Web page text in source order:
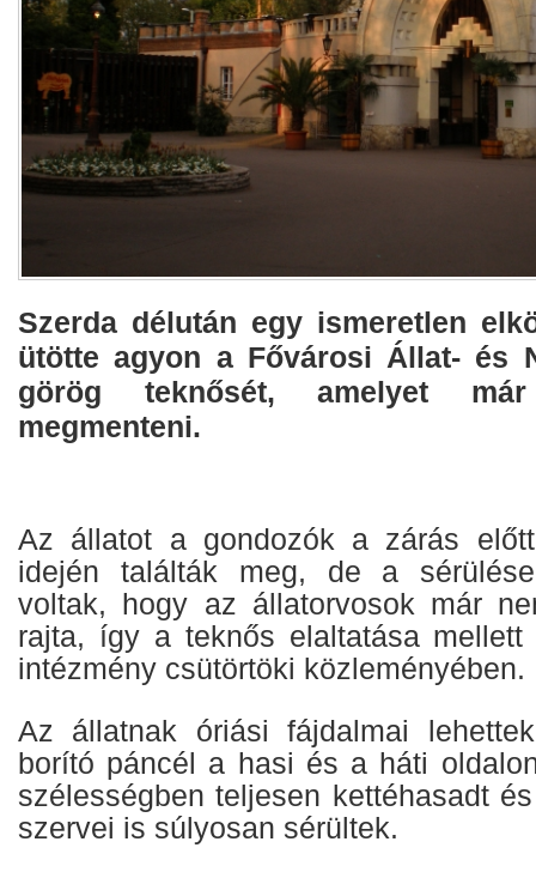
Szerda délután egy ismeretlen
ütötte agyon a Fővárosi Állat- és
görög teknősét, amelyet
megmenteni.
Az állatot a gondozók a zárás
idején találták meg, de a
voltak, hogy az állatorvosok már
rajta, így a teknős elaltatása
intézmény csütörtöki közleményében.
Az állatnak óriási fájdalmai
borító páncél a hasi és a háti
szélességben teljesen kettéhasadt
szervei is súlyosan sérültek.